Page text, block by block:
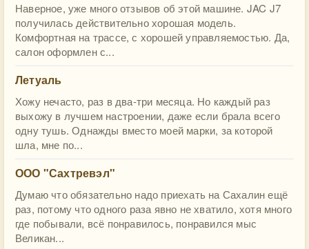
Наверное, уже много отзывов об этой машине. JAC J7
получилась действительно хорошая модель.
Комфортная на трассе, с хорошей управляемостью. Да,
салон оформлен с...
Летуаль
Хожу нечасто, раз в два-три месяца. Но каждый раз
выхожу в лучшем настроении, даже если брала всего
одну тушь. Однажды вместо моей марки, за которой
шла, мне по...
ООО "Сахтревэл"
Думаю что обязательно надо приехать на Сахалин ещё
раз, потому что одного раза явно не хватило, хотя много
где побывали, всё понравилось, понравился мыс
Великан...